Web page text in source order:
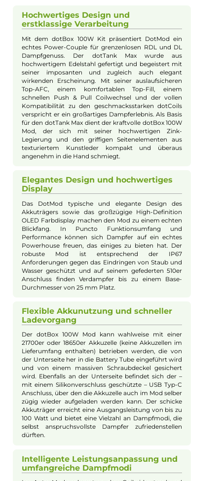
Beschreibung
DotMod - Dotbox 100W Kit
Hochwertiges Design und
erstklassige Verarbeitung
echtes Power-Couple für grenzenlosen RDL und DL
Dampfgenuss. Der dotTank Max wurde aus
hochwertigem Edelstahl gefertigt und begeistert mit
seiner imposanten und zugleich auch elegant
wirkenden Erscheinung. Mit seiner auslaufsicheren
Top-AFC, einem komfortablen Top-Fill, einem
schnellen Push & Pull Coilwechsel und der vollen
Kompatibilität zu den geschmacksstarken dotCoils
verspricht er ein großartiges Dampferlebnis. Als Basis
für den dotTank Max dient der kraftvolle dotBox 100W
Mod, der sich mit seiner hochwertigen Zink-
Legierung und den griffigen Seitenelementen aus
texturiertem Kunstleder kompakt und überaus
angenehm in die Hand schmiegt.
Elegantes Design und hochwertiges
Display
Farbfamilie:
Orange
Füllvolumen:
5ml
Max. Verdampfergröße:
25mm
Maximale Leistung:
100W
Zugverhalten:
Mouth-to-Lung
Experte für dieses Produkt
Jannik Ittenbach
Produkt-Manager & Experte
Experten schnell und einfach per E-Mail:
E-Mail senden